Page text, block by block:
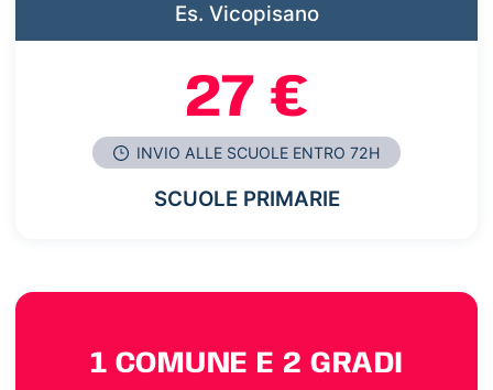
Es. Vicopisano
27 €
INVIO ALLE SCUOLE ENTRO 72H
SCUOLE PRIMARIE
1 COMUNE E 2 GRADI